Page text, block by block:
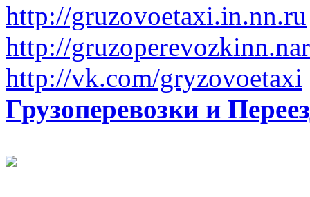
http://gruzovoetaxi.in.nn.ru
http://
http://vk.com/gryzovoetaxi
Грузоперевозки и